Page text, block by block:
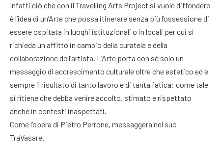
Infatti ciò che con il Travelling Arts Project si vuole diffondere
è l’idea di un’Arte che possa itinerare senza più l’ossessione di
essere ospitata in luoghi istituzionali o in locali per cui si
richieda un affitto in cambio della curatela e della
collaborazione dell’artista. L’Arte porta con sé solo un
messaggio di accrescimento culturale oltre che estetico ed è
sempre il risultato di tanto lavoro e di tanta fatica: come tale
si ritiene che debba venire accolto, stimato e rispettato
anche in contesti inaspettati.
Come l’opera di Pietro Perrone, messaggera nel suo
TraVasare.